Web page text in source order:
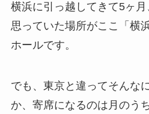
横浜に引っ越してきて5ヶ
思っていた場所がここ「横
ホールです。
でも、東京と違ってそんな
か、寄席になるのは月のう